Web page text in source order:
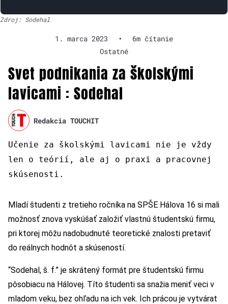
Zdroj: Sodehal
1. marca 2023 •
6m čítanie
Ostatné
Svet podnikania za školskými
lavicami : Sodehal
Redakcia TOUCHIT
Učenie za školskými lavicami nie je vždy
len o teórií, ale aj o praxi a pracovnej
skúsenosti.
Mladí študenti z tretieho ročníka na SPŠE Hálova 16 si mali
možnosť znova vyskúšať založiť vlastnú študentskú firmu,
pri ktorej môžu nadobudnuté teoretické znalosti pretaviť
do reálnych hodnôt a skúseností.
“Sodehal, š. f.” je skrátený formát pre študentskú firmu
pôsobiacu na Hálovej. Títo študenti sa snažia meniť veci v
mladom veku, bez ohľadu na ich vek. Ich prácou je vytvárat